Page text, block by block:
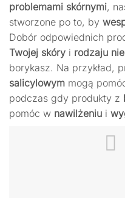
problemami skórnymi,
stworzone po to, by
Dobór odpowiednich
Twojej skóry i rodzaju
borykasz. Na przykład,
salicylowym mogą
podczas gdy produkty z
pomóc w nawilżeniu i